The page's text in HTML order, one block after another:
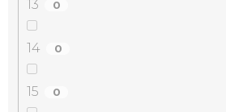
13 0
14 0
15 0